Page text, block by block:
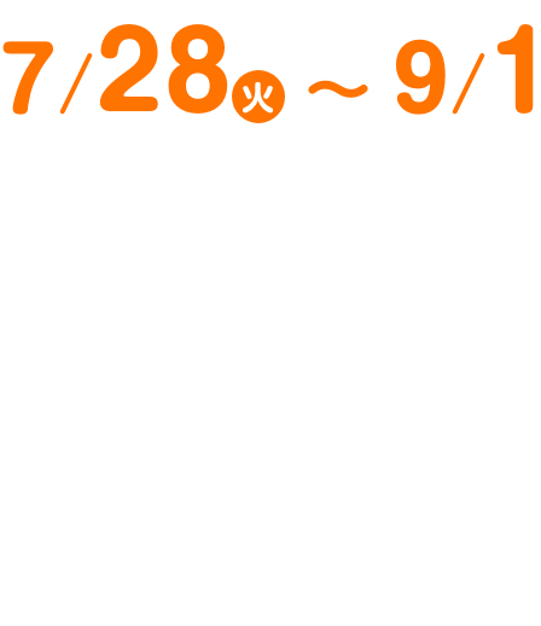
7/28 火 〜 9/